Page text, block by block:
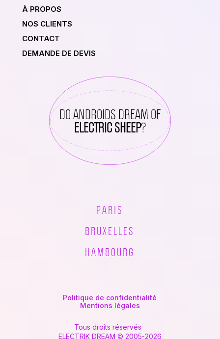
À PROPOS
NOS CLIENTS
CONTACT
DEMANDE DE DEVIS
DO ANDROIDS DREAM OF
ELECTRIC SHEEP?
PARIS
BRUXELLES
HAMBOURG
Politique de confidentialité
Mentions légales
Tous droits réservés
ELECTRIK DREAM © 2005-2026